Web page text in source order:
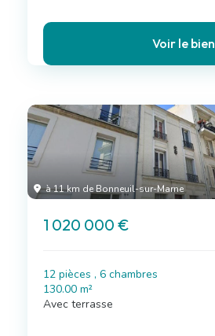
Voir le bien
à 11 km de Bonneuil-sur-Marne
1 020 000 €
12 pièces , 6 chambres
130.00 m²
Avec terrasse